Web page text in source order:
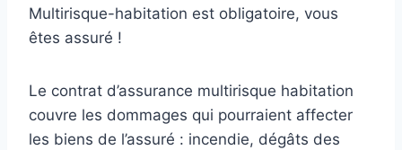
Multirisque-habitation est obligatoire, vous
êtes assuré !
Le contrat d’assurance multirisque habitation
couvre les dommages qui pourraient affecter
les biens de l’assuré : incendie, dégâts des